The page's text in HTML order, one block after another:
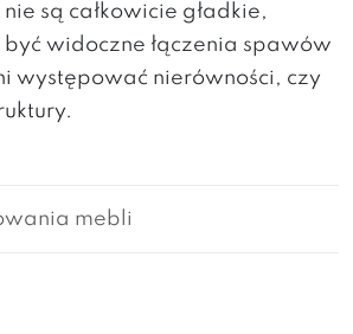
są całkowicie gładkie,
widoczne łączenia spawów
występować nierówności, czy
mebli